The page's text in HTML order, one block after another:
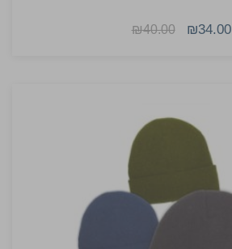
₪34.00
₪40.00